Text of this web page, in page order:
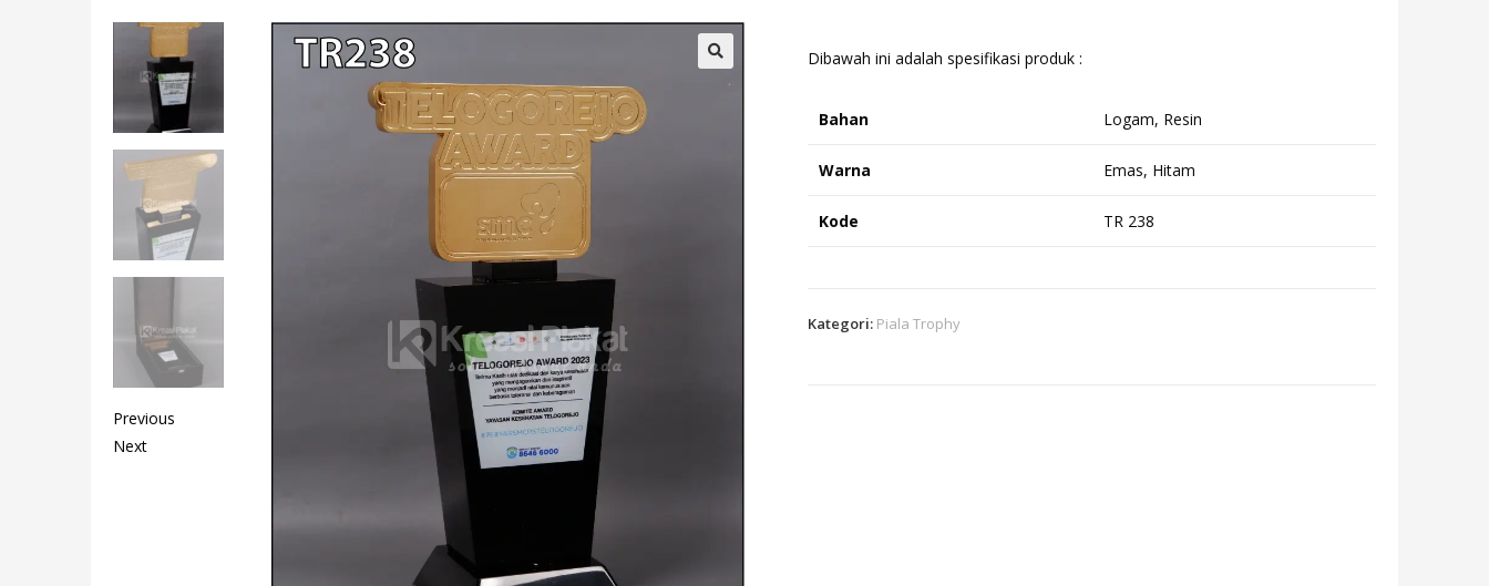
Previous
Next
Dibawah ini adalah spesifikasi produk :
Bahan Logam, Resin
Warna Emas, Hitam
Kode TR 238
Kategori: Piala Trophy